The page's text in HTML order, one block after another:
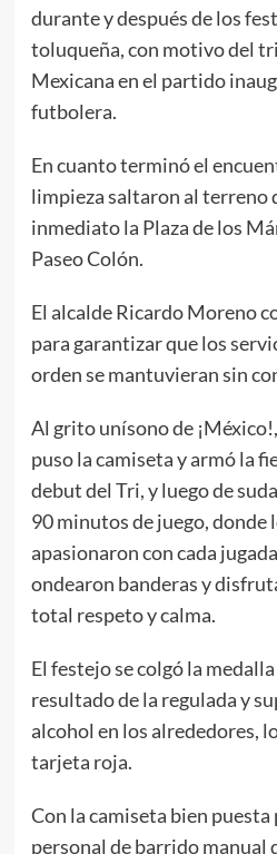
durante y después de los
toluqueña, con motivo del
Mexicana en el partido
futbolera.
En cuanto terminó el
limpieza saltaron al terreno
inmediato la Plaza de los
Paseo Colón.
El alcalde Ricardo Moreno
para garantizar que los
orden se mantuvieran sin
Al grito unísono de
puso la camiseta y armó la
debut del Tri, y luego de
90 minutos de juego, donde
apasionaron con cada
ondearon banderas y
total respeto y calma.
El festejo se colgó la
resultado de la regulada y
alcohol en los alrededores,
tarjeta roja.
Con la camiseta bien puesta
personal de barrido manual